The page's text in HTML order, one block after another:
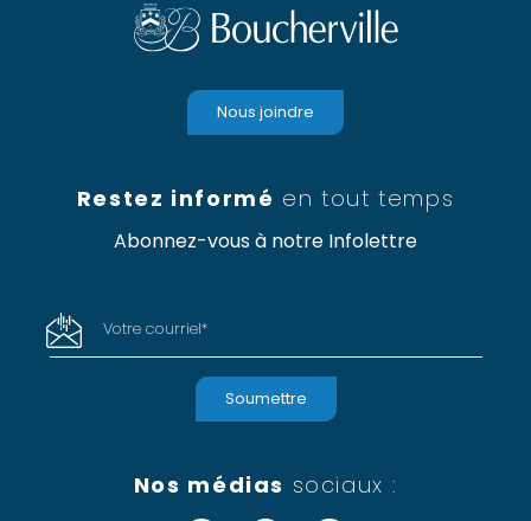
Restez informé en tout temps
Abonnez-vous à notre Infolettre
Votre courriel*
Nous joindre
Nos médias sociaux :